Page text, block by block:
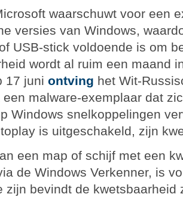
waarschuwt voor een
versies van Windows,
USB-stick voldoende is om
wordt al ruim een maand
17 juni ontving het Wit-
malware-exemplaar dat
Windows snelkoppelingen
is uitgeschakeld, zijn
een map of schijf met een
de Windows Verkenner, is
zijn bevindt de kwetsbaarheid